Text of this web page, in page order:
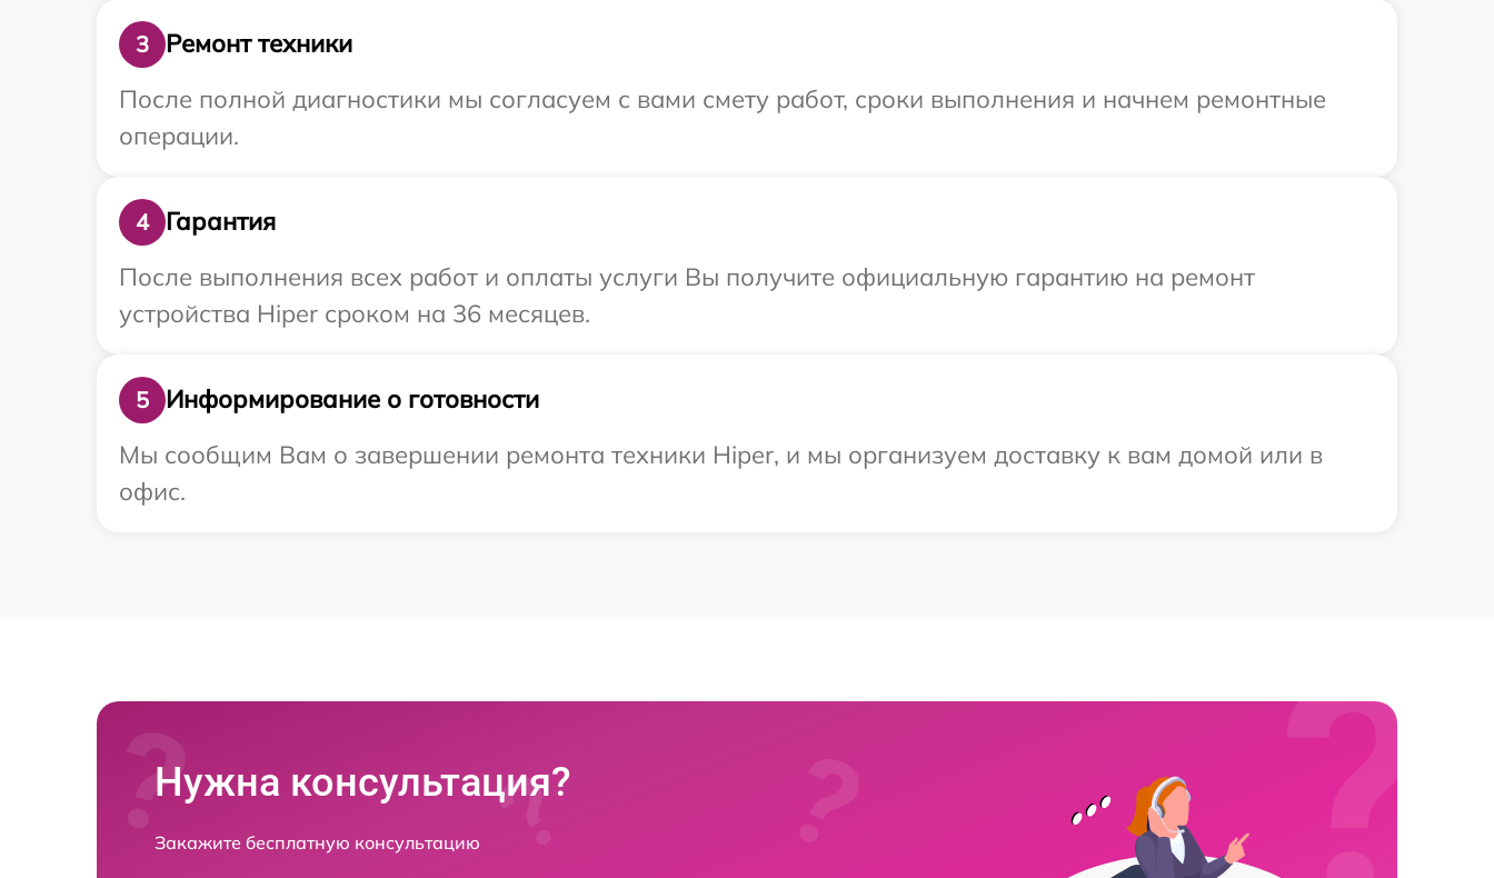
3
Ремонт техники
После полной диагностики мы согласуем с вами смету работ, сроки выполнения и начнем ремонтные
операции.
4
Гарантия
После выполнения всех работ и оплаты услуги Вы получите официальную гарантию на ремонт
устройства Hiper сроком на 36 месяцев.
5
Информирование о готовности
Мы сообщим Вам о завершении ремонта техники Hiper, и мы организуем доставку к вам домой или в
офис.
Нужна консультация?
Закажите бесплатную консультацию